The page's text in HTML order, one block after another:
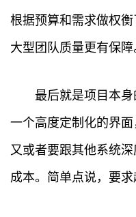
根据预算和需求做权
大型团队质量更有保障
最后就是项目本
一个高度定制化的界面
又或者要跟其他系统
成本。简单点说，要求